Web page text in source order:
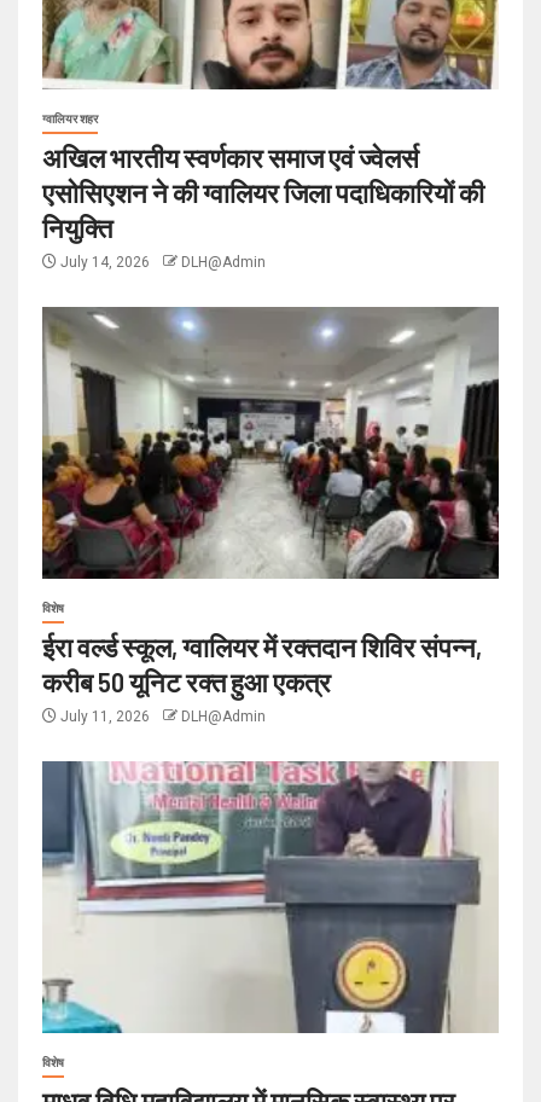
ग्वालियर शहर
अखिल भारतीय स्वर्णकार समाज एवं ज्वेलर्स
एसोसिएशन ने की ग्वालियर जिला पदाधिकारियों की
नियुक्ति
July 14, 2026 DLH@Admin
विशेष
ईरा वर्ल्ड स्कूल, ग्वालियर में रक्तदान शिविर संपन्न,
करीब 50 यूनिट रक्त हुआ एकत्र
July 11, 2026 DLH@Admin
विशेष